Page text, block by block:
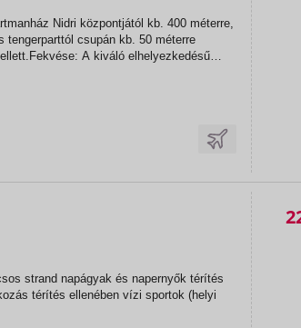
Nidri központjától kb. 400 méterre,
tengerparttól csupán kb. 50 méterre
A kiváló elhelyezkedésű
kb. 400 méterre, míg a
strand napágyak és napernyők térítés
térítés ellenében vízi sportok (helyi